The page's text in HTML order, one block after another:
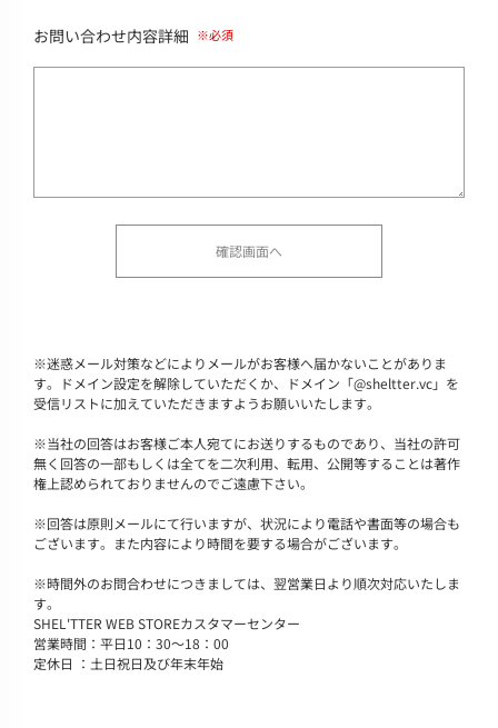
お問い合わせ内容詳細
※迷惑メール対策などによりメールがお客様へ届かないことがありま
す。ドメイン設定を解除していただくか、ドメイン「@sheltter.vc」を
受信リストに加えていただきますようお願いいたします。
※当社の回答はお客様ご本人宛てにお送りするものであり、当社の許可
無く回答の一部もしくは全てを二次利用、転用、公開等することは著作
権上認められておりませんのでご遠慮下さい。
※回答は原則メールにて行いますが、状況により電話や書面等の場合も
ございます。また内容により時間を要する場合がございます。
※時間外のお問合わせにつきましては、翌営業日より順次対応いたしま
す。
SHEL'TTER WEB STOREカスタマーセンター
営業時間：平日10：30～18：00
定休日 ：土日祝日及び年末年始